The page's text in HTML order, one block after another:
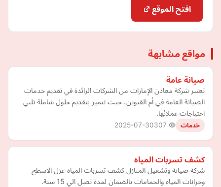
افتح الموقع
مواقع مشابهة
صيانة عامة
تعتبر شركة معادن الإمارات من الشركات الرائدة في تقديم خدمات
الصيانة العامة في أم القيوين، حيث تتميز بتقديم حلول شاملة تلبي
احتياجات عملائها.
خدمات 2025-07-30
كشف تسربات المياه
شركة صيانة وتشغيل المنازل كشف تسربات المياه عزل الاسطح
وخزانات المياه والحمامات بالضمان لمدة تصل الي 15 سنة.